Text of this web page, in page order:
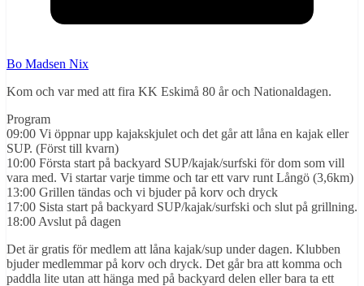
Bo Madsen Nix
Kom och var med att fira KK Eskimå 80 år och Nationaldagen.
Program
09:00 Vi öppnar upp kajakskjulet och det går att låna en kajak eller
SUP. (Först till kvarn)
10:00 Första start på backyard SUP/kajak/surfski för dom som vill
vara med. Vi startar varje timme och tar ett varv runt Långö (3,6km)
13:00 Grillen tändas och vi bjuder på korv och dryck
17:00 Sista start på backyard SUP/kajak/surfski och slut på grillning.
18:00 Avslut på dagen
Det är gratis för medlem att låna kajak/sup under dagen. Klubben
bjuder medlemmar på korv och dryck. Det går bra att komma och
paddla lite utan att hänga med på backyard delen eller bara ta ett